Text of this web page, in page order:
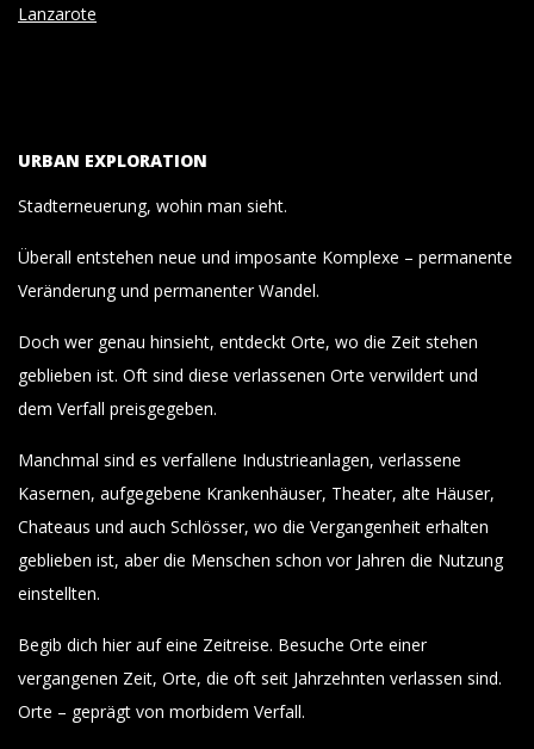
Lanzarote
URBAN EXPLORATION
Stadterneuerung, wohin man sieht.
Überall entstehen neue und imposante Komplexe – permanente
Veränderung und permanenter Wandel.
Doch wer genau hinsieht, entdeckt Orte, wo die Zeit stehen
geblieben ist. Oft sind diese verlassenen Orte verwildert und
dem Verfall preisgegeben.
Manchmal sind es verfallene Industrieanlagen, verlassene
Kasernen, aufgegebene Krankenhäuser, Theater, alte Häuser,
Chateaus und auch Schlösser, wo die Vergangenheit erhalten
geblieben ist, aber die Menschen schon vor Jahren die Nutzung
einstellten.
Begib dich hier auf eine Zeitreise. Besuche Orte einer
vergangenen Zeit, Orte, die oft seit Jahrzehnten verlassen sind.
Orte – geprägt von morbidem Verfall.